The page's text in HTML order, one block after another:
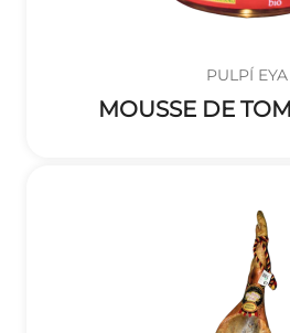
PULPÍ EYA
MOUSSE DE